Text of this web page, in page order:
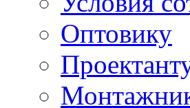
Оптовику